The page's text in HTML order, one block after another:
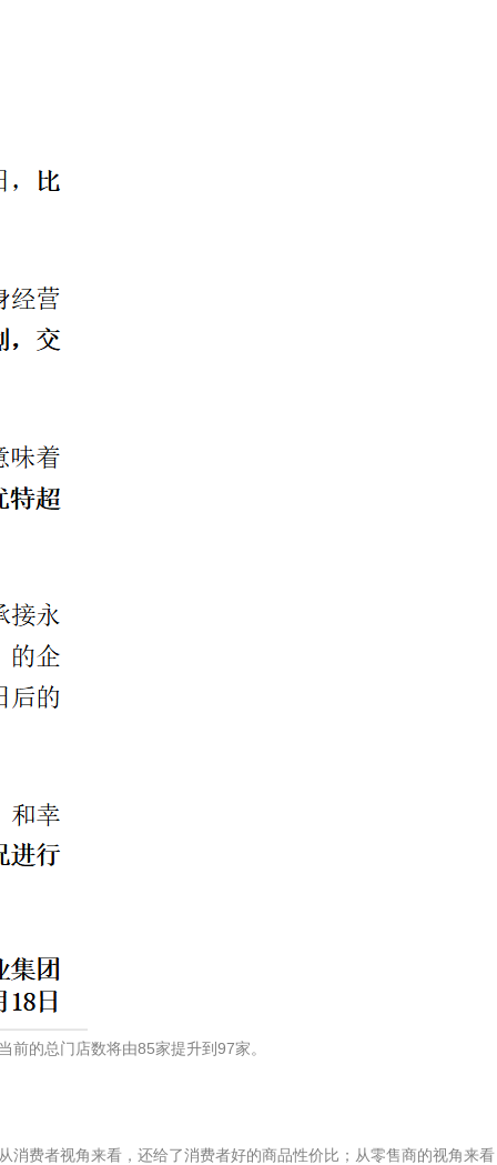
的总门店数将由85家提升到97家。
费者视角来看，还给了消费者好的商品性价比；从零售商的视角来